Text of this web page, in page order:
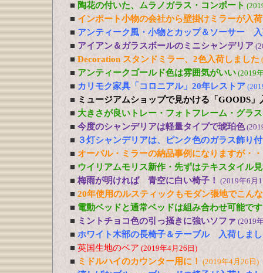
■ 陶花の付いた、ムラノガラス・コンポート
■ インポート小物の会社から壁掛けミラーが入荷
■ アンティーク風・小物とカップ＆ソーサー
■ アイアン＆ガラスボールのミニシャンデリア
■ Decoration スタンドミラー、2色入荷しました
■ アンティークゴールド色は雰囲気がいい (2019
■ カリモク家具「コロニアル」20年レストア
■ ミュージアムショップで見かける「GOODS」
■ 大きさが良いトレー・フォトフレーム・グラ
■ 今度のシャンデリアは軽量タイプで琥珀色
■ ３灯シャンデリアは、ピンク色のガラス飾り付
■ オーバル・ミラーの納品事例になりますが・
■ ウイリアムモリス新作・先ずはテキスタイル
■ 梅雨が明ければ 青空に白い椅子！ (2019年6月
■ 20年使用のルスティックもモダン張地でこん
■ 電動ベッドと通常ベッドは組み合わせ可能です
■ ミントチョコ色の引っ掻きに強いソファ (2019
■ ホワイト木部の長椅子＆テーブル 入荷しま
■ 英国生地のベア (2019年4月26日)
■ ミドルハイのカウンター用に！ (2019年4月26日)